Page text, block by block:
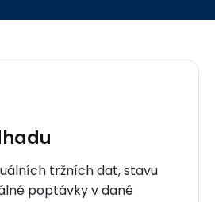
tržních dat, stavu
poptávky v dané